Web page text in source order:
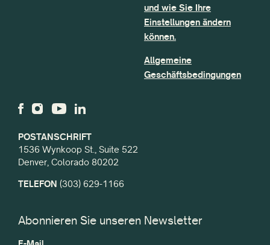
POSTANSCHRIFT
1536 Wynkoop St., Suite 522
Denver, Colorado 80202
TELEFON (303) 629-1166
und wie Sie Ihre
Einstellungen ändern
können.
Allgemeine
Geschäftsbedingungen
Abonnieren Sie unseren Newsletter